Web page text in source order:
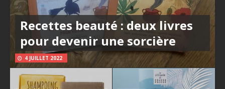
Recettes beauté : deux livres
pour devenir une sorcière
4 JUILLET 2022